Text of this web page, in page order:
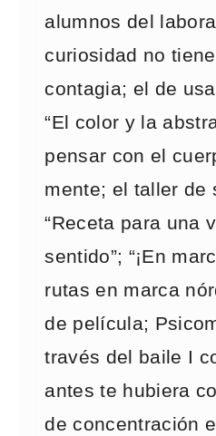
alumnos del
curiosidad no
contagia; el de
“El color y la
pensar con el
mente; el taller de
“Receta para una
sentido”; “¡En
rutas en marca
de película;
través del baile I
antes te hubiera
de concentración